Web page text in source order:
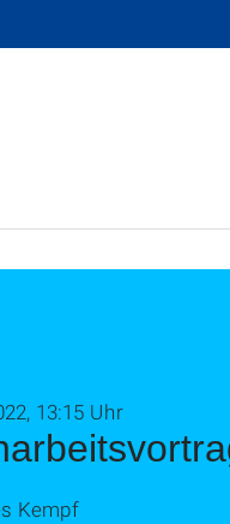
13:15 Uhr
Kempf